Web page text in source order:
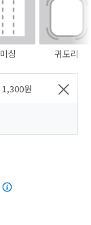
미싱 귀도리
1,300원